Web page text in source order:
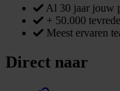
Al 30 jaar jouw
+ 50.000
Meest ervaren
Direct naar